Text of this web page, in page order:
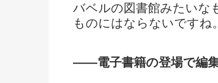
バベルの図書館みたいな
ものにはならないですね
――電子書籍の登場で編